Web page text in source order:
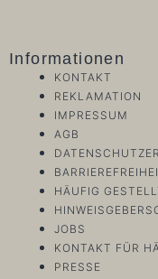
Informationen
KONTAKT
REKLAMATION
IMPRESSUM
AGB
HÄUFIG
JOBS
KONTAKT FÜR
PRESSE